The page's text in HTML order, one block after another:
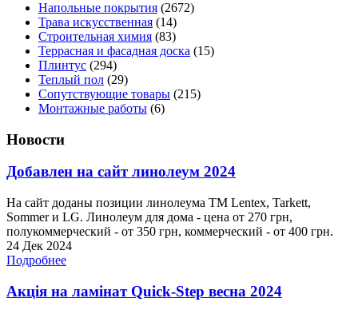
Напольные покрытия (2672)
Трава искусственная (14)
Строительная химия (83)
Террасная и фасадная доска (15)
Плинтус (294)
Теплый пол (29)
Сопутствующие товары (215)
Монтажные работы (6)
Новости
Добавлен на сайт линолеум 2024
На сайт доданы позиции линолеума ТМ Lentex, Tarkett,
Sommer и LG. Линолеум для дома - цена от 270 грн,
полукоммерческий - от 350 грн, коммерческий - от 400 грн.
24 Дек 2024
Подробнее
Акція на ламінат Quick-Step весна 2024